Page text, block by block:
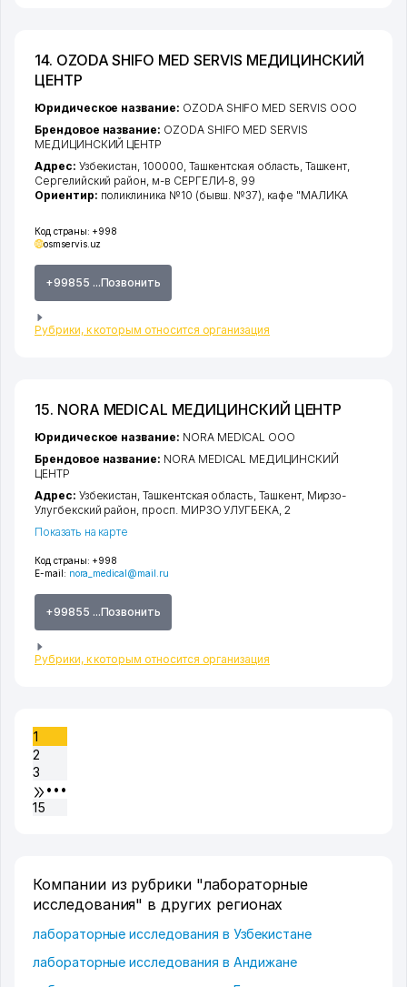
14. OZODA SHIFO MED SERVIS МЕДИЦИНСКИЙ
ЦЕНТР
Код страны: +998
osmservis.uz
+99855 ...Позвонить
Рубрики, к которым относится организация
Юридическое название: OZODA SHIFO MED SERVIS ООО
Брендовое название: OZODA SHIFO MED SERVIS
МЕДИЦИНСКИЙ ЦЕНТР
Адрес: Узбекистан, 100000, Ташкентская область Ташкент
Сергелийский район м-в СЕРГЕЛИ-8 , 99
Ориентир: поликлиника №10 (бывш. №37), кафе "МАЛИКА
15. NORA MEDICAL МЕДИЦИНСКИЙ ЦЕНТР
Код страны: +998
E-mail: nora_medical@mail.ru
+99855 ...Позвонить
Рубрики, к которым относится организация
Юридическое название: NORA MEDICAL ООО
Брендовое название: NORA MEDICAL МЕДИЦИНСКИЙ
ЦЕНТР
Адрес: Узбекистан,Ташкентская область ,Ташкент, Мирзо-
Улугбекский район просп. МИРЗО УЛУГБЕКА , 2
Показать на карте
1
2
3
•••
15
Компании из рубрики "лабораторные
исследования" в других регионах
лабораторные исследования в Узбекистане
лабораторные исследования в Андижане